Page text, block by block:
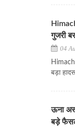
गुजरी
04
बड़ा
ऊना
बड़े